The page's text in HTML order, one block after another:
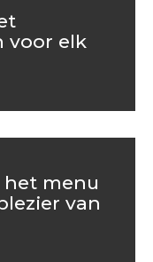
voor elk
het menu
van